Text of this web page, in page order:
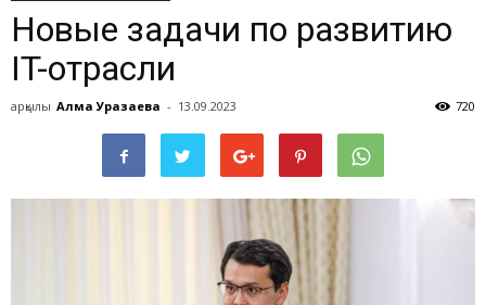
Новые задачи по развитию
IT-отрасли
арқылы Алма Уразаева - 13.09.2023 720